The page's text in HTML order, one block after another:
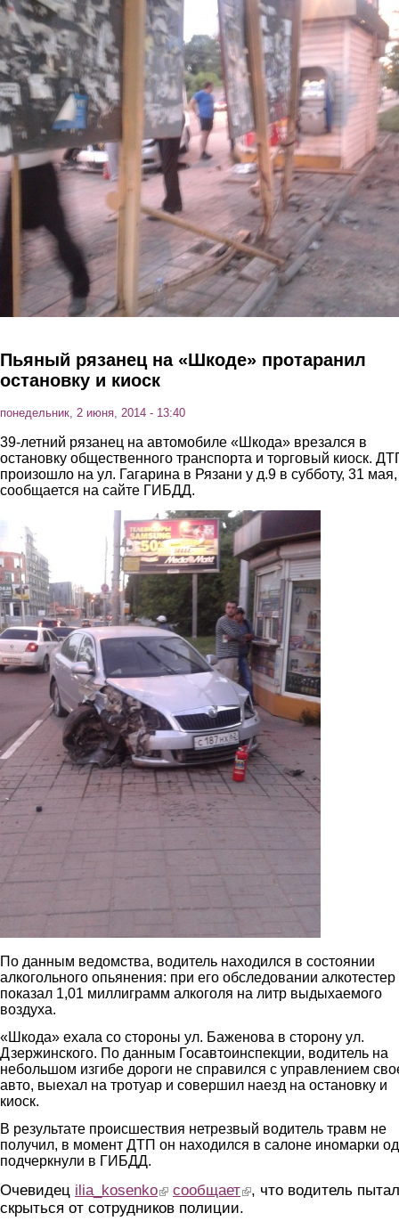
Перейти к основному содержанию
Пьяный рязанец на «Шкоде» протаранил
остановку и киоск
понедельник, 2 июня, 2014 - 13:40
39-летний рязанец на автомобиле «Шкода» врезался в
остановку общественного транспорта и торговый киоск.
произошло на ул. Гагарина в Рязани у д.9 в субботу, 31 мая,
сообщается на сайте ГИБДД.
1.jpg
По данным ведомства, водитель находился в состоянии
алкогольного опьянения: при его обследовании алкотестер
показал 1,01 миллиграмм алкоголя на литр выдыхаемого
воздуха.
«Шкода» ехала со стороны ул. Баженова в сторону ул.
Дзержинского. По данным Госавтоинспекции, водитель на
небольшом изгибе дороги не справился с управлением
авто, выехал на тротуар и совершил наезд на остановку и
киоск.
В результате происшествия нетрезвый водитель травм не
получил, в момент ДТП он находился в салоне иномарки
подчеркнули в ГИБДД.
Очевидец ilia_kosenko(link is external)
сообщает(link is external)
, что водитель
скрыться от сотрудников полиции.